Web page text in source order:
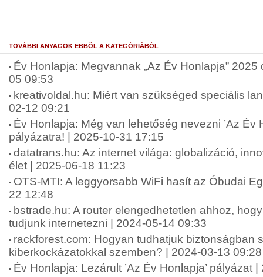
TOVÁBBI ANYAGOK EBBŐL A KATEGÓRIÁBÓL
Év Honlapja: Megvannak „Az Év Honlapja”
05 09:53
kreativoldal.hu: Miért van szükséged speciális
02-12 09:21
Év Honlapja: Még van lehetőség nevezni ’Az Év
pályázatra! | 2025-10-31 17:15
datatrans.hu: Az internet világa: globalizáció,
élet | 2025-06-18 11:23
OTS-MTI: A leggyorsabb WiFi hasít az Óbudai
22 12:48
bstrade.hu: A router elengedhetetlen ahhoz,
tudjunk internetezni | 2024-05-14 09:33
rackforest.com: Hogyan tudhatjuk biztonságban
kiberkockázatokkal szemben? | 2024-03-13 09:28
Év Honlapja: Lezárult ’Az Év Honlapja’ pályázat